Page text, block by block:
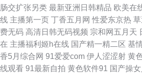
av 成人福利AV 国产久久视频 国产色精品久久 国
看 久草视频中文在线 欧亚a∨网 日韩免费一级 日
无限码 尤物视频在线播放网址 亚洲人人骚 亚洲午
肠交扩张另类 最新亚洲日韩精品 欧美在
线 主播第一页 丁香五月网 性爱东京热
费无码 高清日韩无码视频 宗和网五月天
在 主播福利姬h在线 国产精一精二区 基
香5月综合网 91爱爱com 伊人涩涩射 黄
线观看 91最新自拍 黄色软件91 国产操女